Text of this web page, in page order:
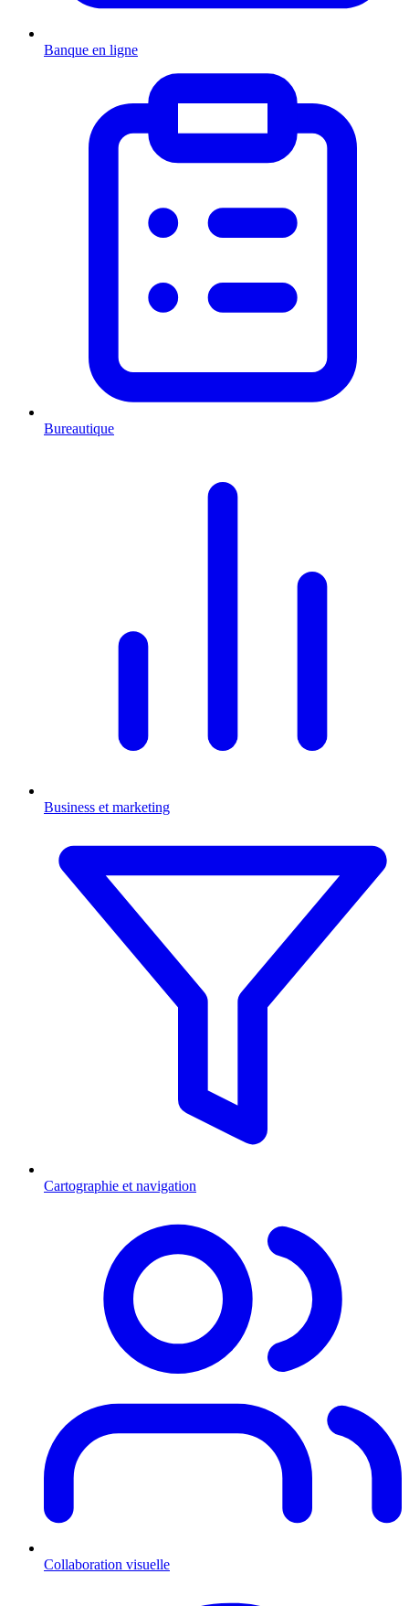
Banque en ligne
Bureautique
Business et marketing
Cartographie et navigation
Collaboration visuelle